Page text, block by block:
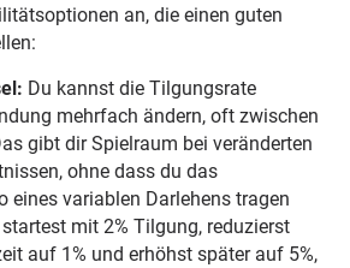
an, die einen guten
Du kannst die Tilgungsrate
mehrfach ändern, oft zwischen
gibt dir Spielraum bei veränderten
ohne dass du das
eines variablen Darlehens tragen
mit 2% Tilgung, reduzierst
auf 1% und erhöhst später auf 5%,